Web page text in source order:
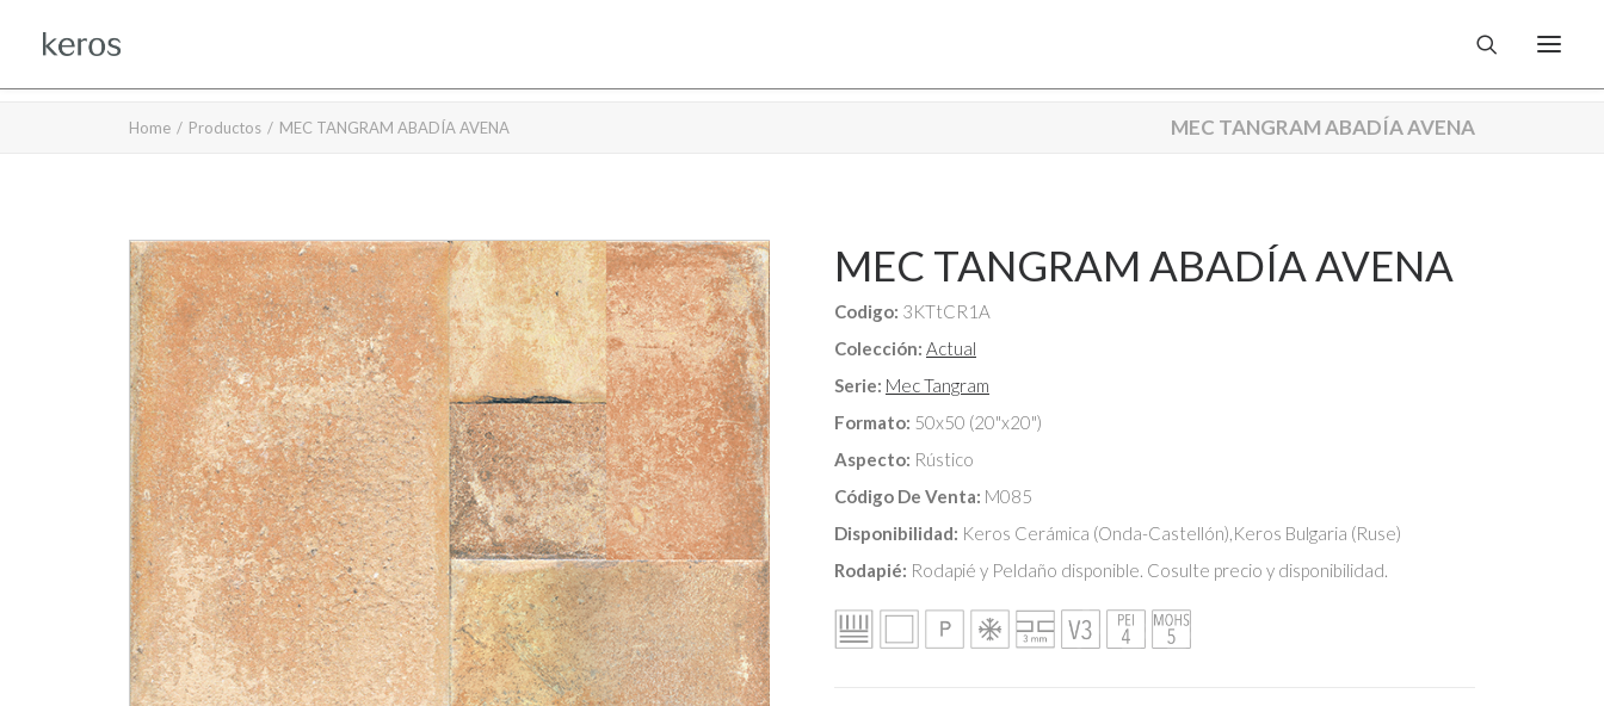
MEC TANGRAM ABADÍA AVENA
Home Productos MEC TANGRAM ABADÍA AVENA
MEC TANGRAM ABADÍA AVENA
Codigo: 3KTtCR1A
Colección: Actual
Serie: Mec Tangram
Formato: 50x50 (20"x20")
Aspecto: Rústico
Código De Venta: M085
Disponibilidad: Keros Cerámica (Onda-Castellón),Keros Bulgaria (Ruse)
Rodapié: Rodapié y Peldaño disponible. Cosulte precio y disponibilidad.